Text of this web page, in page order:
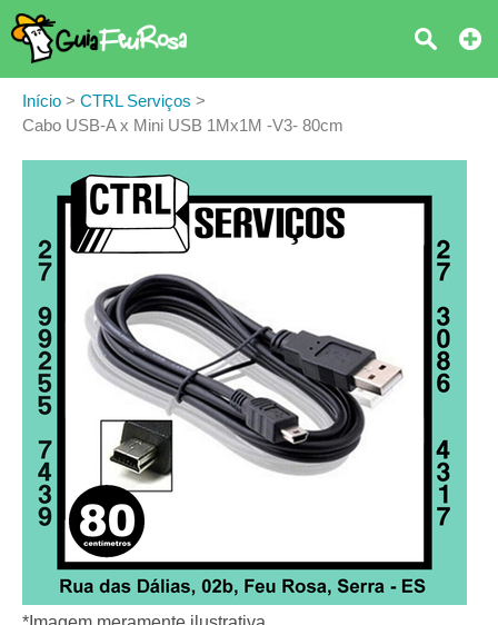
Início > CTRL Serviços >
Cabo USB-A x Mini USB 1Mx1M -V3- 80cm